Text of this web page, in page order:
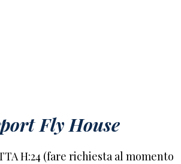
Fly House
H:24 (fare richiesta al momento